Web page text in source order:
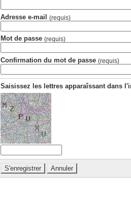
Adresse e-mail (requis)
Mot de passe (requis)
Confirmation du mot de passe (requis)
Saisissez les lettres apparaîssant dans